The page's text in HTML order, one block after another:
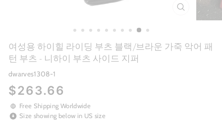
CLOSE
(ESC)
여성용 하이힐 라이딩 부츠 블랙/브라운 가죽 악어 패
턴 부츠 - 니하이 부츠 사이드 지퍼
dwarves1308-1
Regular
price
$263.66
Free Shipping Worldwide
Size showing below in US size